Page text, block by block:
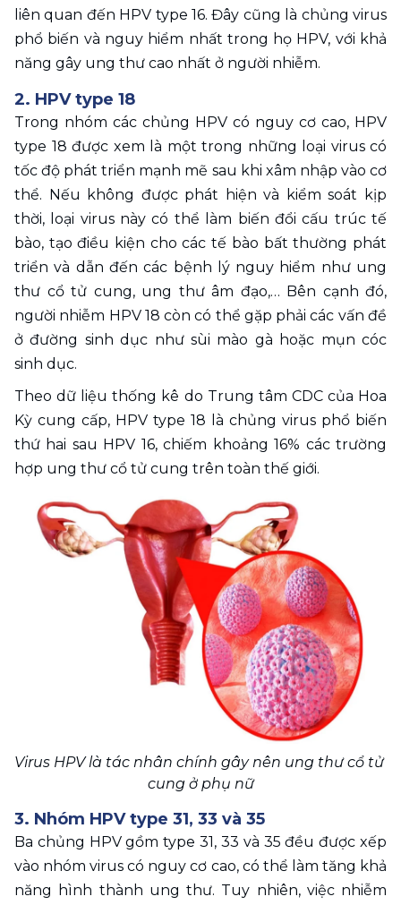
liên quan đến HPV type 16. Đây cũng là chủng virus
phổ biến và nguy hiểm nhất trong họ HPV, với khả
năng gây ung thư cao nhất ở người nhiễm.
2. HPV type 18
Trong nhóm các chủng HPV có nguy cơ cao, HPV
type 18 được xem là một trong những loại virus có
tốc độ phát triển mạnh mẽ sau khi xâm nhập vào cơ
thể. Nếu không được phát hiện và kiểm soát kịp
thời, loại virus này có thể làm biến đổi cấu trúc tế
bào, tạo điều kiện cho các tế bào bất thường phát
triển và dẫn đến các bệnh lý nguy hiểm như ung
thư cổ tử cung, ung thư âm đạo,… Bên cạnh đó,
người nhiễm HPV 18 còn có thể gặp phải các vấn đề
ở đường sinh dục như sùi mào gà hoặc mụn cóc
sinh dục.
Theo dữ liệu thống kê do Trung tâm CDC của Hoa
Kỳ cung cấp, HPV type 18 là chủng virus phổ biến
thứ hai sau HPV 16, chiếm khoảng 16% các trường
hợp ung thư cổ tử cung trên toàn thế giới.
Virus HPV là tác nhân chính gây nên ung thư cổ tử
cung ở phụ nữ
3. Nhóm HPV type 31, 33 và 35
Ba chủng HPV gồm type 31, 33 và 35 đều được xếp
vào nhóm virus có nguy cơ cao, có thể làm tăng khả
năng hình thành ung thư. Tuy nhiên, việc nhiễm